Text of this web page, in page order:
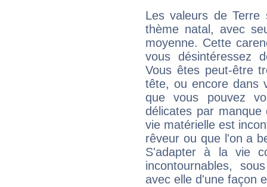
Les valeurs de Terre
thème natal, avec
moyenne. Cette
vous désintéressez
Vous êtes peut-être
tête, ou encore dans
que vous pouvez
délicates par
vie matérielle est
rêveur ou que l'on a
S'adapter à la vie
incontournables,
avec elle d'une façon